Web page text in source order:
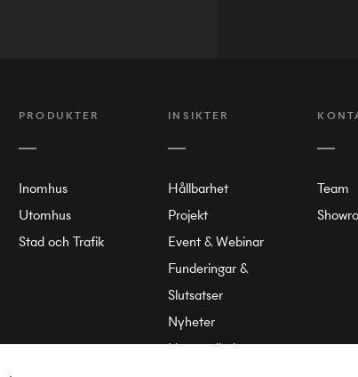
PRODUKTER
Inomhus
Utomhus
Stad och Trafik
INSIKTER
Hållbarhet
Projekt
Event & Webinar
Funderingar &
Slutsatser
Nyheter
Liten ordbok
Team